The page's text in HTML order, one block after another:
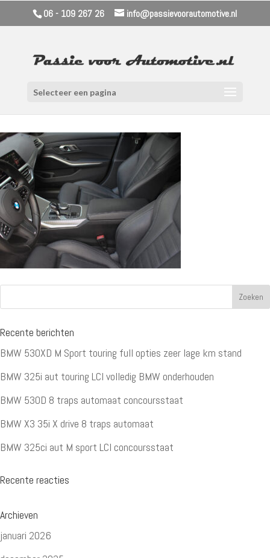
06 - 109 267 26 info@passievoorautomotive.nl
Selecteer een pagina
Recente berichten
BMW 530XD M Sport touring full opties zeer lage km stand
BMW 325i aut touring LCI volledig BMW onderhouden
BMW 530D 8 traps automaat concoursstaat
BMW X3 35i X drive 8 traps automaat
BMW 325ci aut M sport LCI concoursstaat
Recente reacties
Archieven
januari 2026